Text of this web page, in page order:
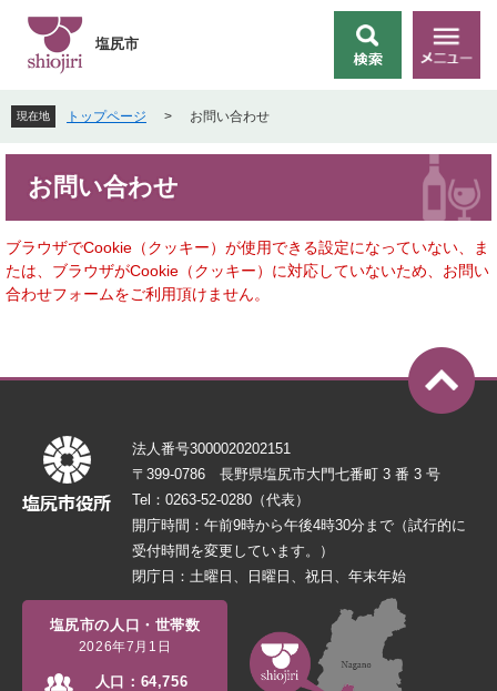
先
頭
で
を
飛
ば
本
文
へ
索
メ
ニ
塩尻市
現在地 トップページ > お問い合わせ
お問い合わせ
ブラウザでCookie（クッキー）が使用できる設定になっていない、ま
たは、ブラウザがCookie（クッキー）に対応していないため、お問い
合わせフォームをご利用頂けません。
法人番号3000020202151
〒399-0786 長野県塩尻市大門七番町 3 番 3 号
Tel：0263-52-0280（代表）
開庁時間：午前9時から午後4時30分まで（試行的に
受付時間を変更しています。）
閉庁日：土曜日、日曜日、祝日、年末年始
塩尻市の人口・世帯数
2026年7月1日
人口： 64,756